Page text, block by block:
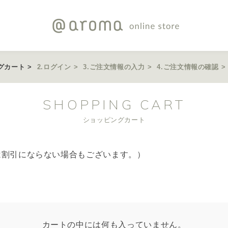
カート ログイン ご注文情報の入力 ご注文情報の確認
SHOPPING CART
ショッピングカート
引にならない場合もございます。）
カートの中には何も入っていません。